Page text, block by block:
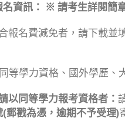
資訊： ※ 請考生詳閱簡
報名費減免者，請下載並
等學力資格、國外學歷、
以同等學力報考資格者：
(郵戳為憑，逾期不予受理)